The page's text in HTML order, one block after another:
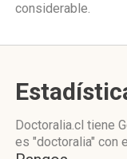
considerable.
Doctoralia.cl tiene
es "doctoralia" con